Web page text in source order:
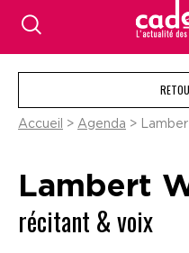
Accueil > Agenda >
Lambert
récitant & voix